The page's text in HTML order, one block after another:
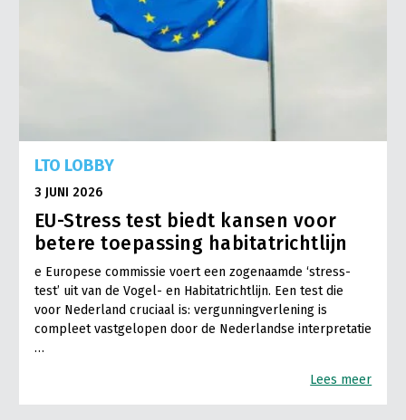
LTO LOBBY
3 JUNI 2026
EU-Stress test biedt kansen voor
betere toepassing habitatrichtlijn
e Europese commissie voert een zogenaamde ‘stress-
test’ uit van de Vogel- en Habitatrichtlijn. Een test die
voor Nederland cruciaal is: vergunningverlening is
compleet vastgelopen door de Nederlandse interpretatie
…
Lees meer